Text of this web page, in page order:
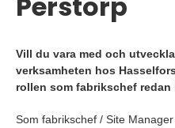
Vill du vara med och
verksamheten hos
rollen som fabrikschef redan
Som fabrikschef / Site